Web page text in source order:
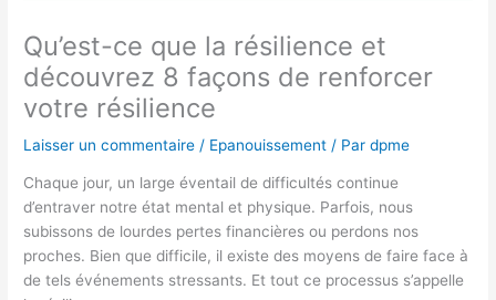
Qu’est-ce que la résilience et
découvrez 8 façons de renforcer
votre résilience
Laisser un commentaire / Epanouissement / Pardpme
Chaque jour, un large éventail de difficultés continue
d’entraver notre état mental et physique. Parfois, nous
subissons de lourdes pertes financières ou perdons nos
proches. Bien que difficile, il existe des moyens de faire face à
de tels événements stressants. Et tout ce processus s’appelle